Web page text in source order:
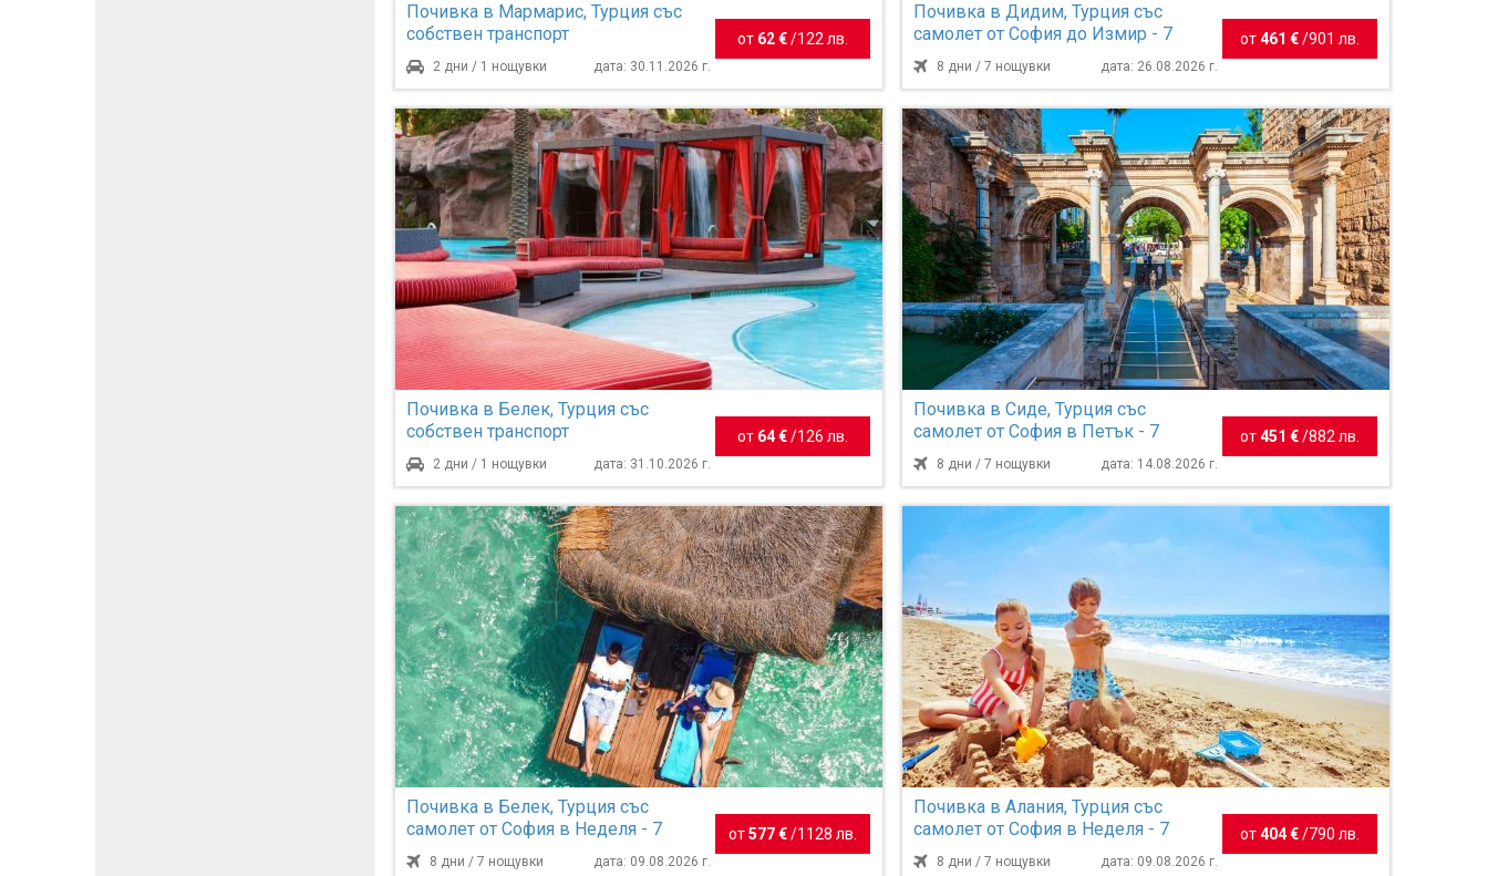
Почивка в Мармарис, Турция със
собствен транспорт
2 дни / 1 нощувки дата: 30.11.2026 г.
от 62 € / 122 лв.
Почивка в Дидим, Турция със
самолет от София до Измир - 7
нощувки
8 дни / 7 нощувки дата: 26.08.2026 г.
от461 € /901 лв.
Почивка в Белек, Турция със
собствен транспорт
2 дни / 1 нощувки дата: 31.10.2026 г.
от 64 € / 126 лв.
Почивка в Сиде, Турция със
самолет от София в Петък - 7
нощувки
8 дни / 7 нощувки дата: 14.08.2026 г.
от451 € /882 лв.
Почивка в Белек, Турция със
самолет от София в Неделя - 7
нощувки
8 дни / 7 нощувки дата: 09.08.2026 г.
от577 € / 1128 лв.
Почивка в Алания, Турция със
самолет от София в Неделя - 7
нощувки
8 дни / 7 нощувки дата: 09.08.2026 г.
от404 € / 790 лв.